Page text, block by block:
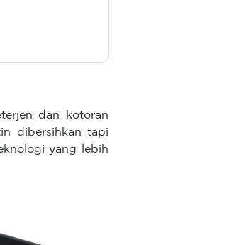
dan kotoran
dibersihkan tapi
yang lebih